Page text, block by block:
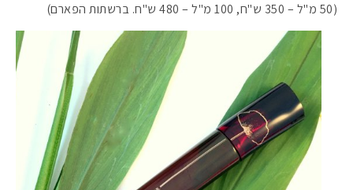
(50 מ"ל – 350 ש"ח, 100 מ"ל – 480 ש"ח. ברשתות הפארם)